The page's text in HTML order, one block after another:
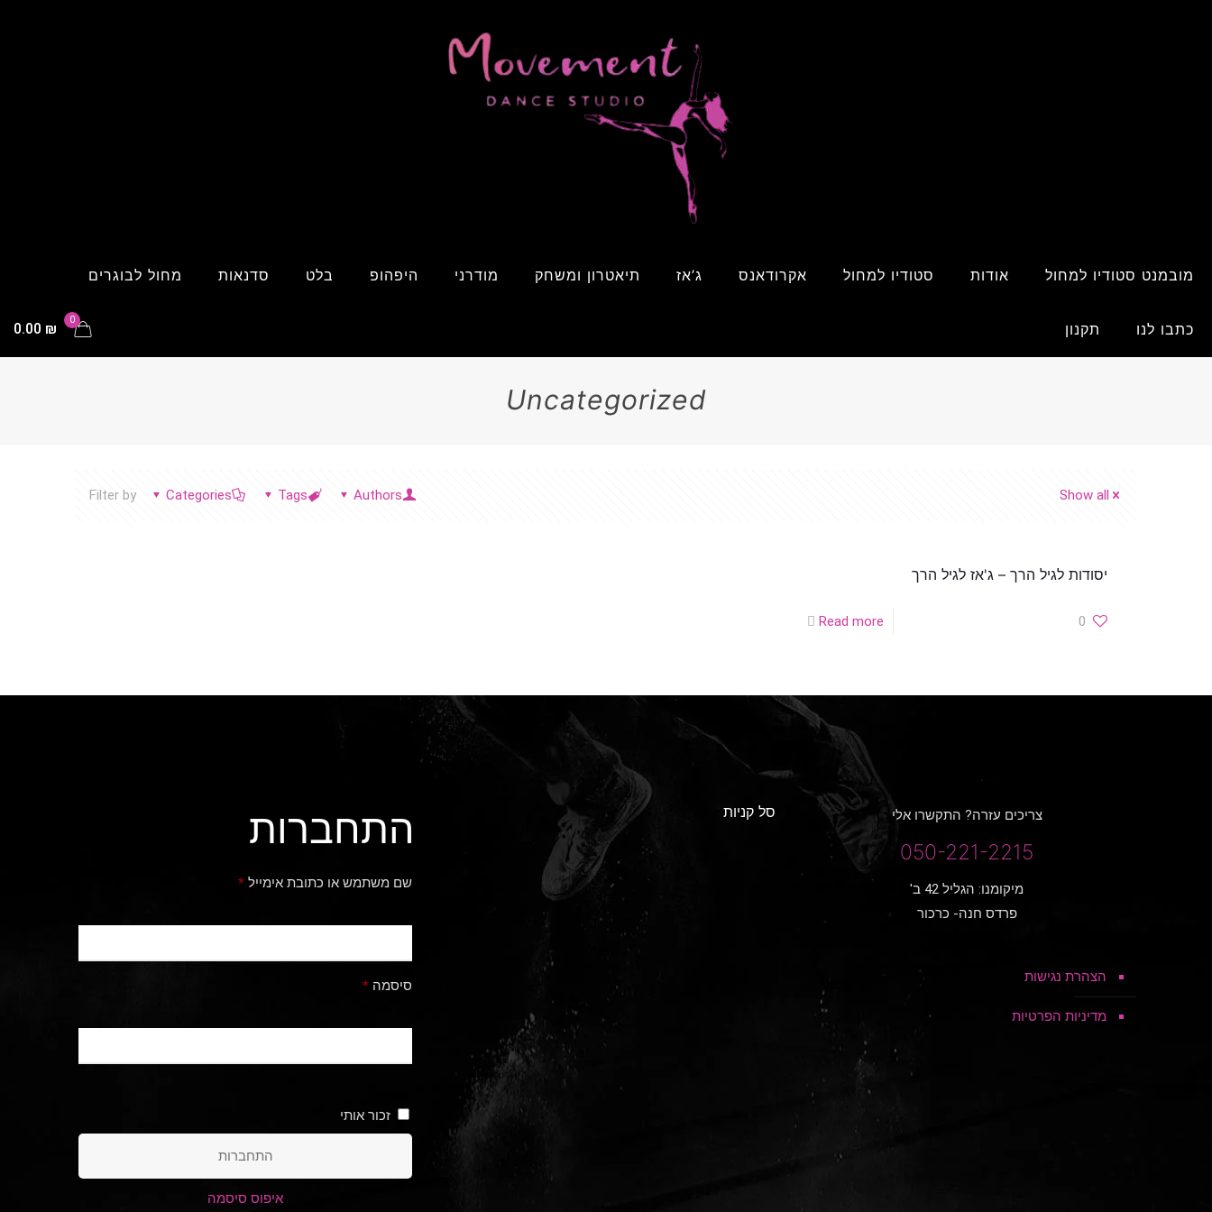
מובמנט סטודיו למחול אודות סטודיו למחול אקרודאנס ג’אז תיאטרון ומשחק מודרני היפהופ בלט סדנאות מחול לבוגרים
כתבו לנו תקנון
0
₪ 0.00
Uncategorized
Filter by Categories Tags Authors Show all
יסודות לגיל הרך – ג'אז לגיל הרך
0
Read more
צריכים עזרה? התקשרו אלי
050-221-2215
מיקומנו: הגליל 42 ב'
פרדס חנה- כרכור
הצהרת נגישות
מדיניות הפרטיות
סל קניות התחברות
שם משתמש או כתובת אימייל *חובה
סיסמה *חובה
זכור אותי
התחברות
איפוס סיסמה